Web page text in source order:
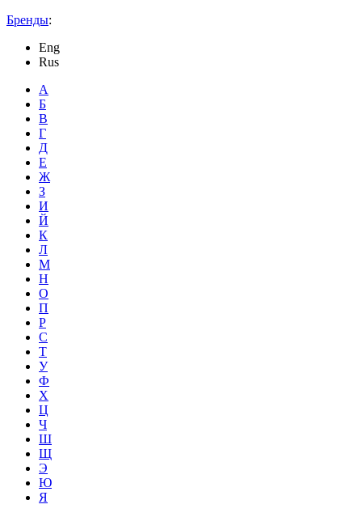
Бренды:
Eng
Rus
А
Б
В
Г
Д
Е
Ж
З
И
Й
К
Л
М
Н
О
П
Р
С
Т
У
Ф
Х
Ц
Ч
Ш
Щ
Э
Ю
Я